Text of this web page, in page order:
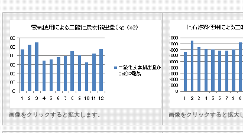
画像をクリックすると拡大します。 画像をクリックすると拡大